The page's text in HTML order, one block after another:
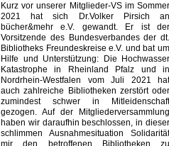
Kurz vor unserer Mitglieder-VS im Sommer
2021 hat sich Dr.Volker Pirsich an
bücher&mehr e.V. gewandt. Er ist der
Vorsitzende des Bundesverbandes der dt.
Bibliotheks Freundeskreise e.V. und bat um
Hilfe und Unterstützung: Die Hochwasser
Katastrophe in Rheinland Pfalz und in
Nordrhein-Westfalen vom Juli 2021 hat
auch zahlreiche Bibliotheken zerstört oder
zumindest schwer in Mitleidenschaft
gezogen. Auf der Mitgliederversammlung
haben wir daraufhin beschlossen, in dieser
schlimmen Ausnahmesituation Solidarität